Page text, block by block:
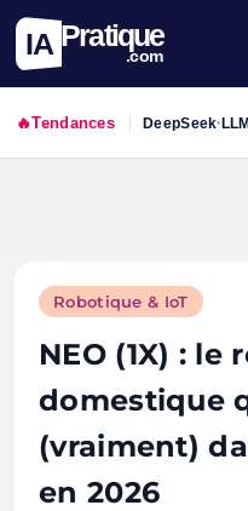
IA Pratique
.com
🔥Tendances DeepSeek•
Robotique & IoT
NEO (1X) : le
domestique
(vraiment)
en 2026